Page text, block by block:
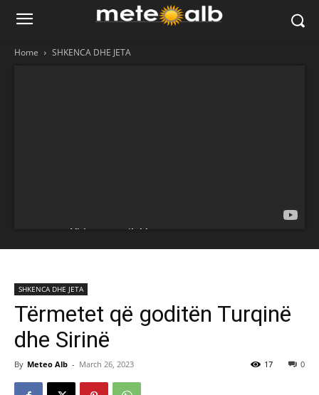
Home SHKENCA DHE JETA
SHKENCA DHE JETA
Tërmetet që goditën Turqinë
dhe Sirinë
By Meteo Alb - March 26, 2023 0
17